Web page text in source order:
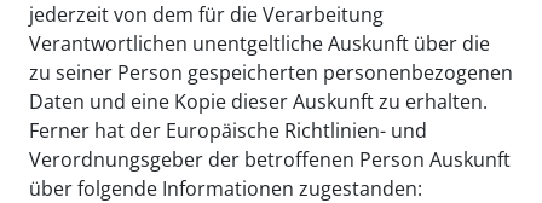
jederzeit von dem für die Verarbeitung
Verantwortlichen unentgeltliche Auskunft über die
zu seiner Person gespeicherten personenbezogenen
Daten und eine Kopie dieser Auskunft zu erhalten.
Ferner hat der Europäische Richtlinien- und
Verordnungsgeber der betroffenen Person Auskunft
über folgende Informationen zugestanden: